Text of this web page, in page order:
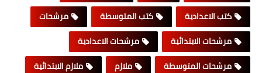
كتب الاعدادية
كتب المتوسطة
مرشحات
مرشحات الابتدائية
مرشحات الاعدادية
مرشحات المتوسطة
ملازم
ملازم الابتدائية